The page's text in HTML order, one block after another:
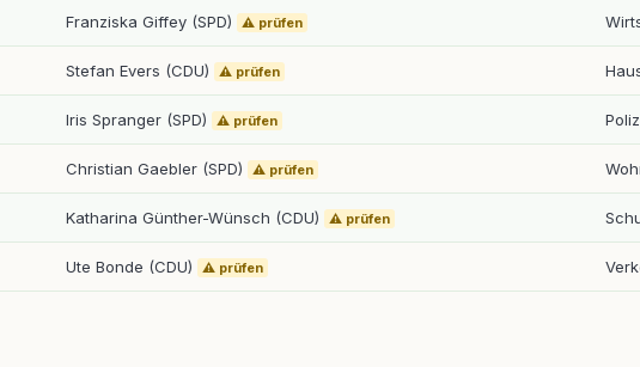
Franziska Giffey (SPD) ⚠️ prüfen
Stefan Evers (CDU) ⚠️ prüfen
Iris Spranger (SPD) ⚠️ prüfen
Christian Gaebler (SPD) ⚠️ prüfen
Katharina Günther-Wünsch (CDU) ⚠️ prüfen
Ute Bonde (CDU) ⚠️ prüfen